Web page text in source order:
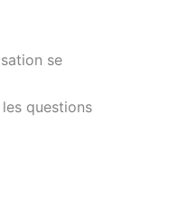
se
questions